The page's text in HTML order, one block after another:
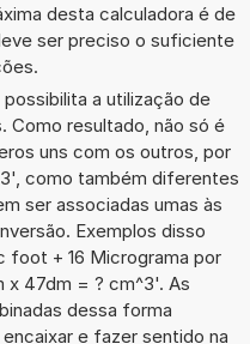
desta calculadora é de
ser preciso o suficiente
a utilização de
Como resultado, não só é
uns com os outros, por
como também diferentes
ser associadas umas às
Exemplos disso
foot + 16 Micrograma por
x 47dm = ? cm^3'. As
dessa forma
e fazer sentido na